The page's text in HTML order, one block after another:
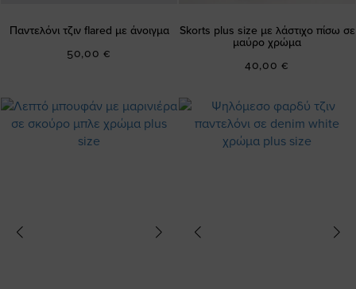
Παντελόνι τζιν flared με άνοιγμα
50,00 €
Skorts plus size με λάστιχο πίσω σε
μαύρο χρώμα
40,00 €